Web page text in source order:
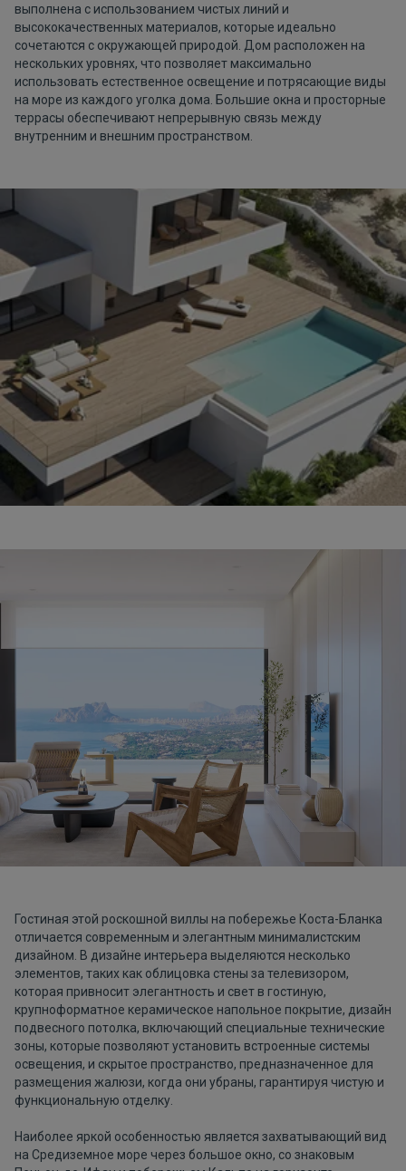
выполнена с использованием чистых линий и
высококачественных материалов, которые идеально
сочетаются с окружающей природой. Дом расположен на
нескольких уровнях, что позволяет максимально
использовать естественное освещение и потрясающие виды
на море из каждого уголка дома. Большие окна и просторные
террасы обеспечивают непрерывную связь между
внутренним и внешним пространством.
Гостиная этой роскошной виллы на побережье Коста-Бланка
отличается современным и элегантным минималистским
дизайном. В дизайне интерьера выделяются несколько
элементов, таких как облицовка стены за телевизором,
которая привносит элегантность и свет в гостиную,
крупноформатное керамическое напольное покрытие, дизайн
подвесного потолка, включающий специальные технические
зоны, которые позволяют установить встроенные системы
освещения, и скрытое пространство, предназначенное для
размещения жалюзи, когда они убраны, гарантируя чистую и
функциональную отделку.
Наиболее яркой особенностью является захватывающий вид
на Средиземное море через большое окно, со знаковым